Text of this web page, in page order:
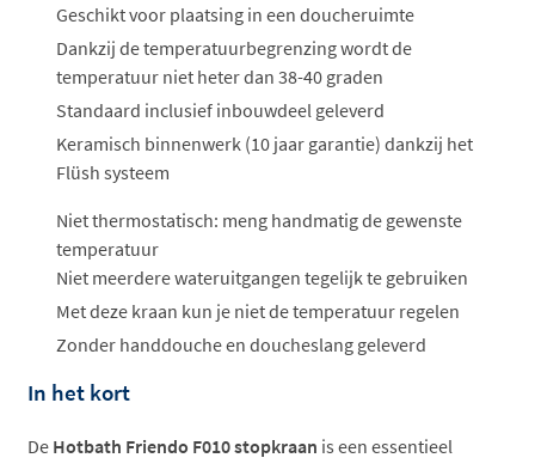
Geschikt voor plaatsing in een doucheruimte
Dankzij de temperatuurbegrenzing wordt de
temperatuur niet heter dan 38-40 graden
Standaard inclusief inbouwdeel geleverd
Keramisch binnenwerk (10 jaar garantie) dankzij het
Flüsh systeem
Niet thermostatisch: meng handmatig de gewenste
temperatuur
Niet meerdere wateruitgangen tegelijk te gebruiken
Met deze kraan kun je niet de temperatuur regelen
Zonder handdouche en doucheslang geleverd
In het kort
De Hotbath Friendo F010 stopkraan is een essentieel